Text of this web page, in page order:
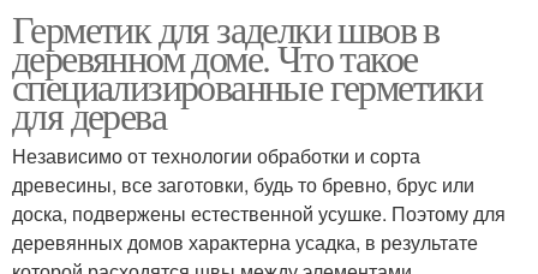
Герметик для заделки швов в
деревянном доме. Что такое
специализированные герметики
для дерева
Независимо от технологии обработки и сорта
древесины, все заготовки, будь то бревно, брус или
доска, подвержены естественной усушке. Поэтому для
деревянных домов характерна усадка, в результате